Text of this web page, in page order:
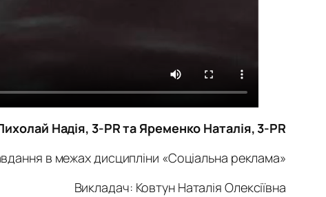
Надія, 3-PR та Яременко Наталія, 3-PR
в межах дисципліни «Соціальна реклама»
Викладач: Ковтун Наталія Олексіївна